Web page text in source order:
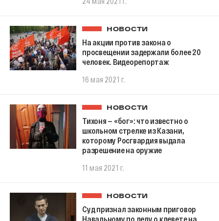
НОВОСТИ
На акции против закона о
просвещении задержали более 20
человек. Видеорепортаж
16 мая 2021 г.
НОВОСТИ
Тихоня — «бог»: что известно о
школьном стрелке из Казани,
которому Росгвардия выдала
разрешение на оружие
11 мая 2021 г.
НОВОСТИ
Суд признал законным приговор
Навальному по делу о клевете на